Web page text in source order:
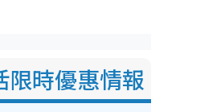
限時優惠情報